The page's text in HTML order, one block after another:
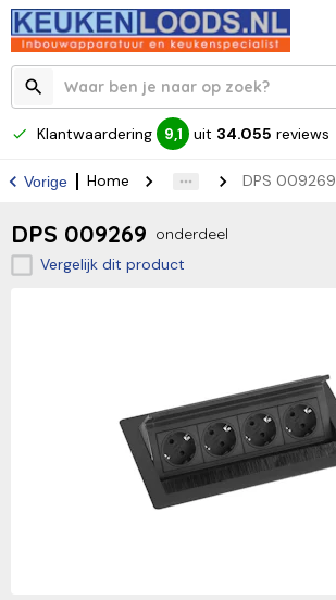
Klantwaardering 9,1 uit 34.055 reviews
Vorige Home DPS 009269
DPS 009269 onderdeel
Vergelijk dit product